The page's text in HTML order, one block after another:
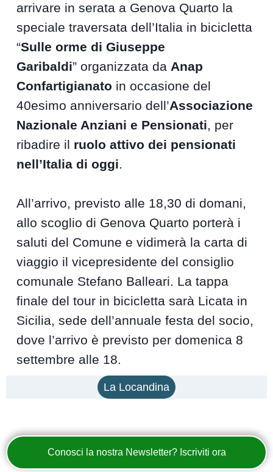
arrivare in serata a Genova Quarto la
speciale traversata dell’Italia in bicicletta
“Sulle orme di Giuseppe
Garibaldi” organizzata da Anap
Confartigianato in occasione del
40esimo anniversario dell’Associazione
Nazionale Anziani e Pensionati, per
ribadire il ruolo attivo dei pensionati
nell’Italia di oggi.
All’arrivo, previsto alle 18,30 di domani,
allo scoglio di Genova Quarto porterà i
saluti del Comune e vidimerà la carta di
viaggio il vicepresidente del consiglio
comunale Stefano Balleari. La tappa
finale del tour in bicicletta sarà Licata in
Sicilia, sede dell’annuale festa del socio,
dove l’arrivo è previsto per domenica 8
settembre alle 18.
La Locandina
Conosci la nostra Newsletter? Iscriviti ora